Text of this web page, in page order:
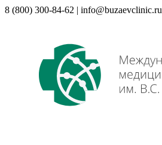
8 (800) 300-84-62 | info@buzaevclinic.ru